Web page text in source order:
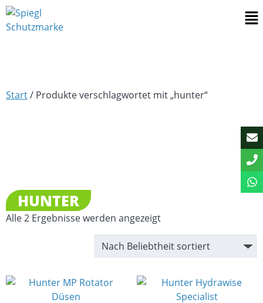
Start/ Produkte verschlagwortet mit „hunter“
HUNTER
Alle 2 Ergebnisse werden angezeigt